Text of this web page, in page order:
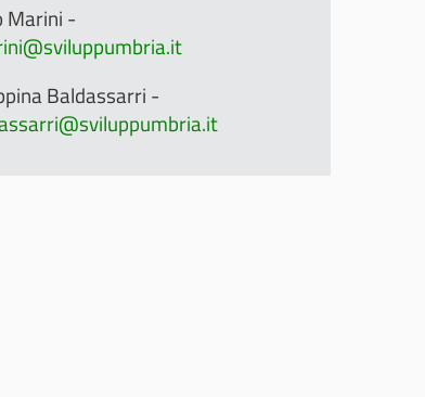
Marini -
Baldassarri -